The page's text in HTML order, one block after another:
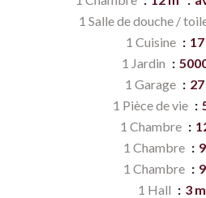
1 Salle de douche /
1 Cuisine
17
1 Jardin
1 Garage
27
1 Pièce de vie
1 Chambre
1 Chambre
1 Chambre
1 Hall
3